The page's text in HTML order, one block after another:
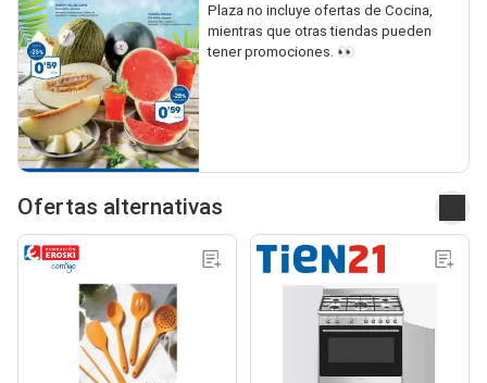
Plaza no incluye ofertas de Cocina,
mientras que otras tiendas pueden
tener promociones. 👀
Ofertas alternativas